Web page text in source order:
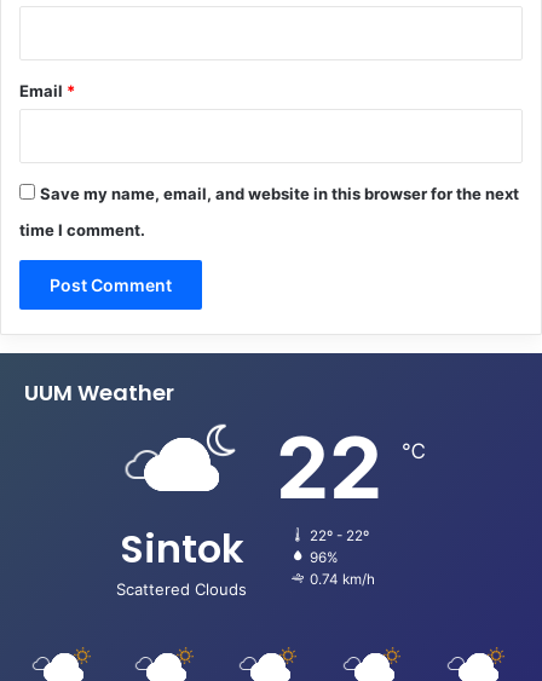
Email *
Save my name, email, and website in this browser for the next
time I comment.
UUM Weather
Sintok
Scattered Clouds
22 ℃
22º - 22º
96%
0.74 km/h